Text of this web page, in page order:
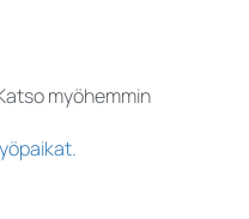
myöhemmin